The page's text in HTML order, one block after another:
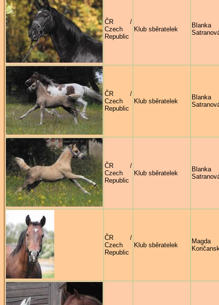
ČR /
Czech
Republic
Klub sběratelek
Blanka
ČR /
Czech
Republic
Klub sběratelek
Blanka
ČR /
Czech
Republic
Klub sběratelek
Blanka
ČR /
Czech
Republic
Klub sběratelek
Magda